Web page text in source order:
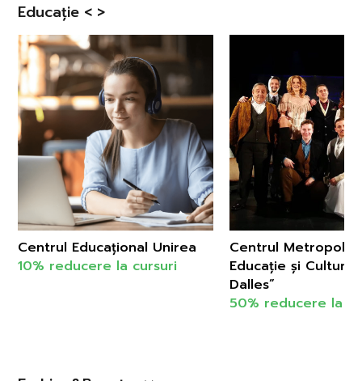
Educație < >
Centrul Educațional Unirea
10% reducere la cursuri
Centrul
Educație și Cultură
Dalles”
50% reducere la